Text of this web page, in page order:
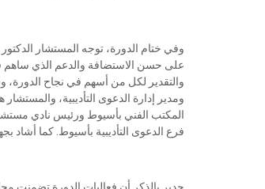
وفي ختام الدورة، توجه المستشار
على حسن الاستضافة والدعم الذي ساهم في
والتقدير لكل من أسهم في نجاح الدورة،
ومدير إدارة الدعوى التأديبية،
المكتب الفني بأسيوط ورئيس نادي
فرع الدعوى التأديبية بأسيوط. كما أشاد